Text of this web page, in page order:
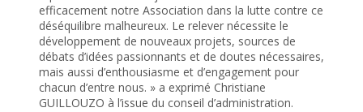
efficacement notre Association dans la lutte contre ce
déséquilibre malheureux. Le relever nécessite le
développement de nouveaux projets, sources de
débats d’idées passionnants et de doutes nécessaires,
mais aussi d’enthousiasme et d’engagement pour
chacun d’entre nous. » a exprimé Christiane
GUILLOUZO à l’issue du conseil d’administration.